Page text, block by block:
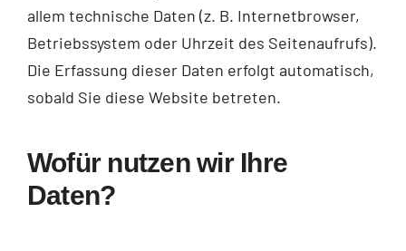
allem technische Daten (z. B. Internetbrowser,
Betriebssystem oder Uhrzeit des Seitenaufrufs).
Die Erfassung dieser Daten erfolgt automatisch,
sobald Sie diese Website betreten.
Wofür nutzen wir Ihre
Daten?